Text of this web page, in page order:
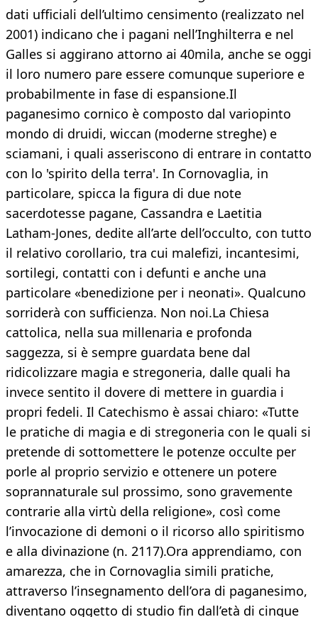
dati ufficiali dell’ultimo censimento (realizzato nel
2001) indicano che i pagani nell’Inghilterra e nel
Galles si aggirano attorno ai 40mila, anche se oggi
il loro numero pare essere comunque superiore e
probabilmente in fase di espansione.Il
paganesimo cornico è composto dal variopinto
mondo di druidi, wiccan (moderne streghe) e
sciamani, i quali asseriscono di entrare in contatto
con lo 'spirito della terra'. In Cornovaglia, in
particolare, spicca la figura di due note
sacerdotesse pagane, Cassandra e Laetitia
Latham-Jones, dedite all’arte dell’occulto, con tutto
il relativo corollario, tra cui malefizi, incantesimi,
sortilegi, contatti con i defunti e anche una
particolare «benedizione per i neonati». Qualcuno
sorriderà con sufficienza. Non noi.La Chiesa
cattolica, nella sua millenaria e profonda
saggezza, si è sempre guardata bene dal
ridicolizzare magia e stregoneria, dalle quali ha
invece sentito il dovere di mettere in guardia i
propri fedeli. Il Catechismo è assai chiaro: «Tutte
le pratiche di magia e di stregoneria con le quali si
pretende di sottomettere le potenze occulte per
porle al proprio servizio e ottenere un potere
soprannaturale sul prossimo, sono gravemente
contrarie alla virtù della religione», così come
l’invocazione di demoni o il ricorso allo spiritismo
e alla divinazione (n. 2117).Ora apprendiamo, con
amarezza, che in Cornovaglia simili pratiche,
attraverso l’insegnamento dell’ora di paganesimo,
diventano oggetto di studio fin dall’età di cinque